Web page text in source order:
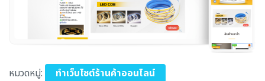
หมวดหมู่:
ทำเว็บไซต์ร้านค้าออนไลน์